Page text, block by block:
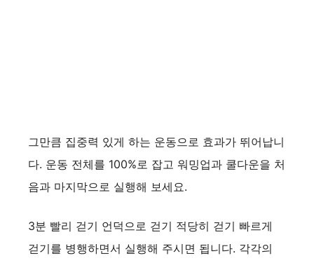
그만큼 집중력 있게 하는 운동으로 효과가 뛰어납니
다. 운동 전체를 100%로 잡고 워밍업과 쿨다운을 처
음과 마지막으로 실행해 보세요.
3분 빨리 걷기 언덕으로 걷기 적당히 걷기 빠르게
걷기를 병행하면서 실행해 주시면 됩니다. 각각의